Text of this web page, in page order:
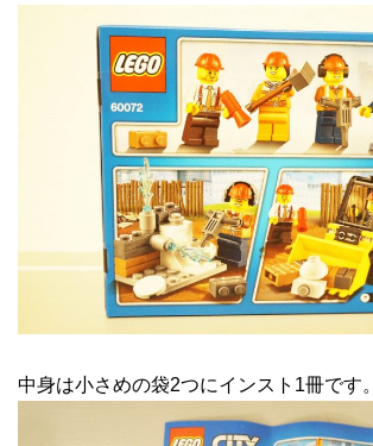
中身は小さめの袋2つにインスト1冊です。